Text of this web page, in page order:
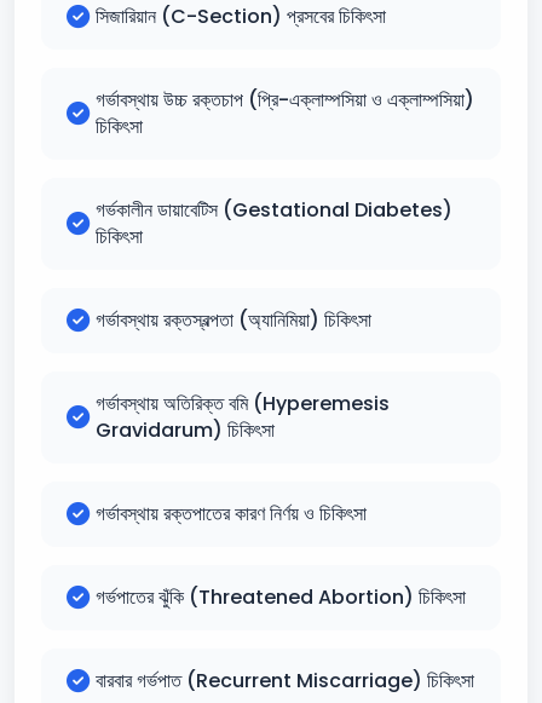
সিজারিয়ান (C-Section) প্রসবের চিকিৎসা
গর্ভাবস্থায় উচ্চ রক্তচাপ (প্রি-এক্লাম্পসিয়া ও এক্লাম্পসিয়া)
চিকিৎসা
গর্ভকালীন ডায়াবেটিস (Gestational Diabetes)
চিকিৎসা
গর্ভাবস্থায় রক্তস্বল্পতা (অ্যানিমিয়া) চিকিৎসা
গর্ভাবস্থায় অতিরিক্ত বমি (Hyperemesis
Gravidarum) চিকিৎসা
গর্ভাবস্থায় রক্তপাতের কারণ নির্ণয় ও চিকিৎসা
গর্ভপাতের ঝুঁকি (Threatened Abortion) চিকিৎসা
বারবার গর্ভপাত (Recurrent Miscarriage) চিকিৎসা